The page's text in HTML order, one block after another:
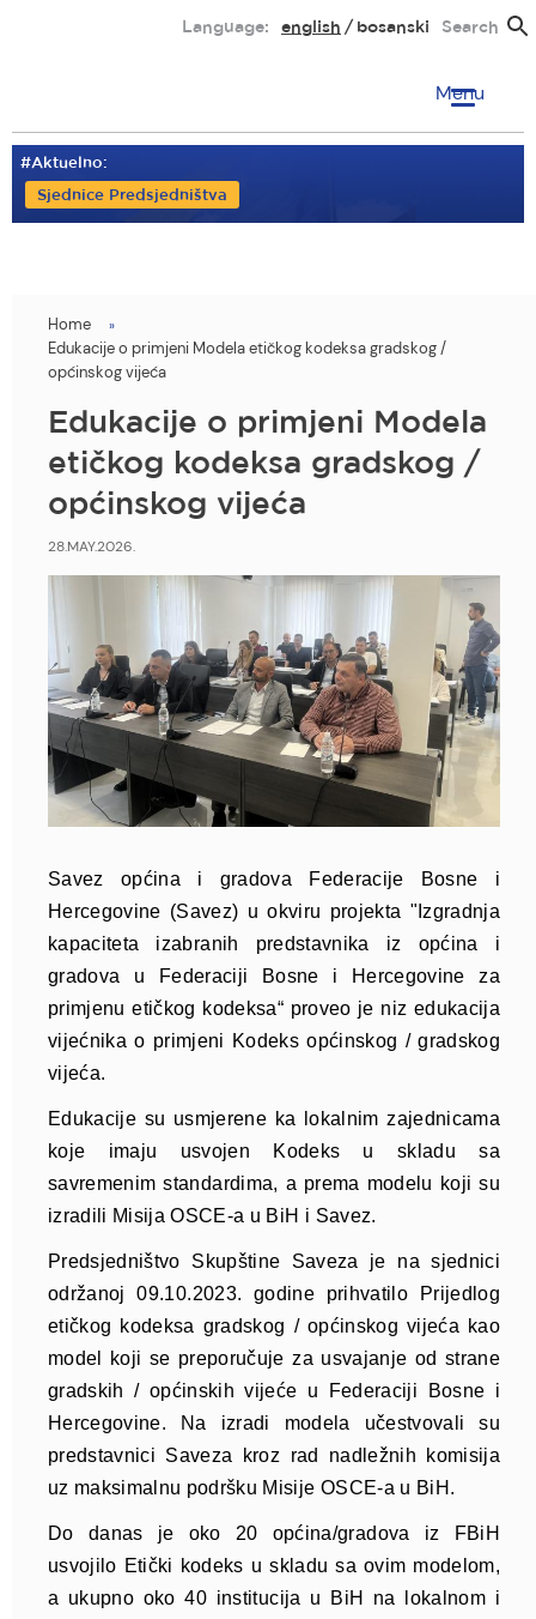
Language: english bosanski Search
Menu
#Aktuelno:
Sjednice Predsjedništva
You
are
here
Home
Edukacije o primjeni Modela etičkog kodeksa gradskog /
općinskog vijeća
Edukacije o primjeni Modela
etičkog kodeksa gradskog /
općinskog vijeća
28.MAY.2026.
Savez općina i gradova Federacije Bosne i
Hercegovine (Savez) u okviru projekta "Izgradnja
kapaciteta izabranih predstavnika iz općina i
gradova u Federaciji Bosne i Hercegovine za
primjenu etičkog kodeksa“ proveo je niz edukacija
vijećnika o primjeni Kodeks općinskog / gradskog
vijeća.
Edukacije su usmjerene ka lokalnim zajednicama
koje imaju usvojen Kodeks u skladu sa
savremenim standardima, a prema modelu koji su
izradili Misija OSCE-a u BiH i Savez.
Predsjedništvo Skupštine Saveza je na sjednici
održanoj 09.10.2023. godine prihvatilo Prijedlog
etičkog kodeksa gradskog / općinskog vijeća kao
model koji se preporučuje za usvajanje od strane
gradskih / općinskih vijeće u Federaciji Bosne i
Hercegovine. Na izradi modela učestvovali su
predstavnici Saveza kroz rad nadležnih komisija
uz maksimalnu podršku Misije OSCE-a u BiH.
Do danas je oko 20 općina/gradova iz FBiH
usvojilo Etički kodeks u skladu sa ovim modelom,
a ukupno oko 40 institucija u BiH na lokalnom i